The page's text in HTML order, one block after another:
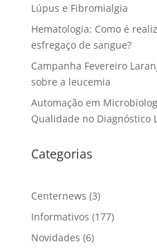
Lúpus e Fibromialgia
Hematologia: Como é
esfregaço de sangue?
Campanha Fevereiro
sobre a leucemia
Automação em
Qualidade no Diagnóstico
Categorias
Centernews (3)
Informativos (177)
Novidades (6)